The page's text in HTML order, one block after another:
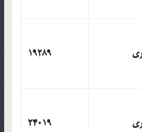
19289
24019